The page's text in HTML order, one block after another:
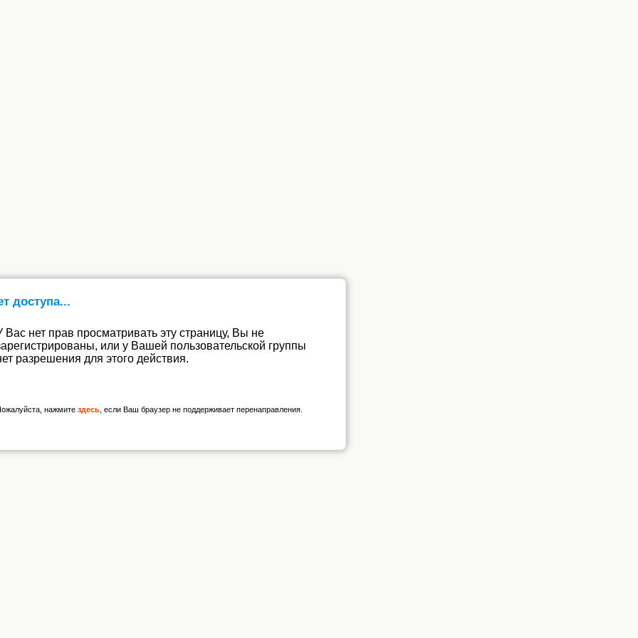
доступа...
Вас нет прав просматривать эту страницу, Вы не
или у Вашей пользовательской группы
разрешения для этого действия.
нажмите здесь , если Ваш браузер не поддерживает перенаправления.